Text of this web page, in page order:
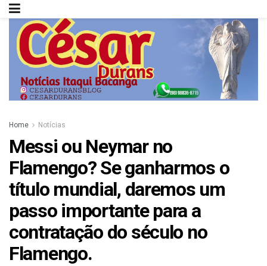
Home Notícias
Messi ou Neymar no
Flamengo? Se ganharmos o
título mundial, daremos um
passo importante para a
contratação do século no
Flamengo.